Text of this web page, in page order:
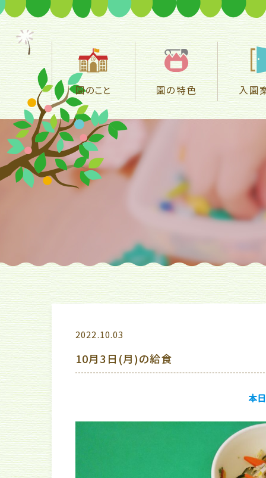
園のこと 園の特色 入園
2022.10.03
10月3日(月)の給食
本